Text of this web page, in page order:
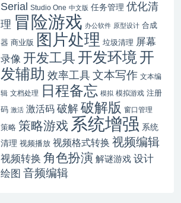
Serial Studio One 中文版 任务管理 优化清
理 冒险游戏 办公软件 原型设计 合成
器 商业版 图片处理 垃圾清理 屏幕
录像 开发工具 开发环境开
发辅助 效率工具 文本写作 文本编
辑 文档处理 日程备忘 模拟 模拟游戏 注册
码 激活 激活码 破解破解版 窗口管理
策略 策略游戏 系统增强 系统
清理 视频播放 视频格式转换 视频编辑
视频转换 角色扮演 解谜游戏 设计
绘图 音频编辑